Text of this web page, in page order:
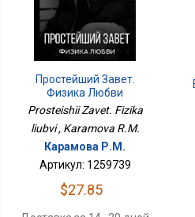
Простейший Завет.
Физика Любви
Prosteishii Zavet. Fizika
liubvi , Karamova R.M.
Карамова Р.М.
Артикул: 1259739
$27.85